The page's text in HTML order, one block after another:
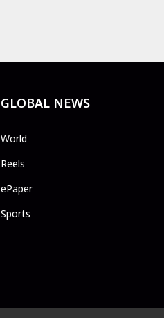
GLOBAL NEWS
World
Reels
ePaper
Sports